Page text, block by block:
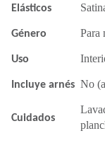
Elásticos
Género Para
Uso
Incluye arnés No
Cuidados